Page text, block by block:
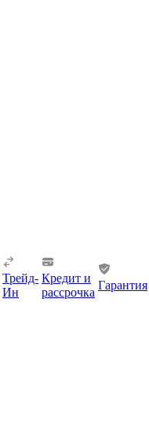
Трейд-
Ин
Кредит и
рассрочка
Гарантия